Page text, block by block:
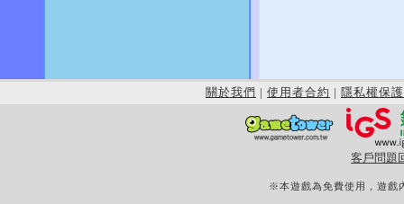
關於我們 | 使用者合約 | 隱私權保護
客戶問題
※本遊戲為免費使用，遊戲